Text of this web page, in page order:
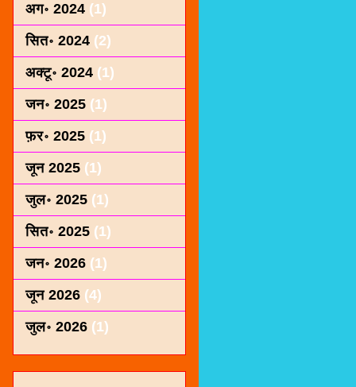
अग॰ 2024 (1)
सित॰ 2024 (2)
अक्टू॰ 2024 (1)
जन॰ 2025 (1)
फ़र॰ 2025 (1)
जून 2025 (1)
जुल॰ 2025 (1)
सित॰ 2025 (1)
जन॰ 2026 (1)
जून 2026 (4)
जुल॰ 2026 (1)